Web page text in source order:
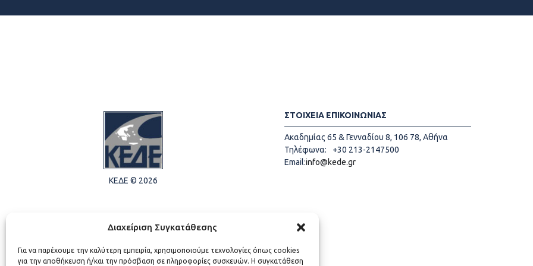
Διαχείριση Συγκατάθεσης
Για να παρέχουμε την καλύτερη εμπειρία, χρησιμοποιούμε τεχνολογίες όπως cookies
για την αποθήκευση ή/και την πρόσβαση σε πληροφορίες συσκευών. Η συγκατάθεση
ΚΕΔΕ © 2026
ΣΤΟΙΧΕΙΑ ΕΠΙΚΟΙΝΩΝΙΑΣ
Ακαδημίας 65 & Γενναδίου 8, 106 78, Αθήνα
Τηλέφωνα:
+30 213-2147500
Email:info@kede.gr